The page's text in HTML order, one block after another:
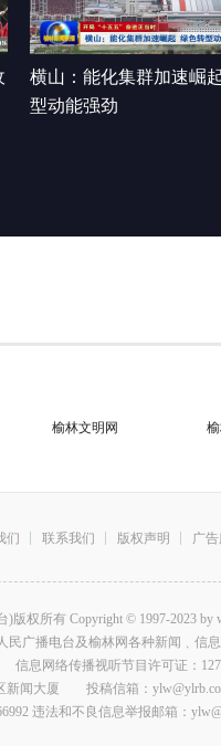
横山：能化集群加速崛
型动能强劲
榆林文明网
们 联系我们 版权声明 广
权所有 Copyright © 1997-2023 by
广播电台及榆林网各种新闻﹑信
息网络传播视听节目许可证：
新闻大厦 投稿信箱：
违法和不良信息举报邮箱：